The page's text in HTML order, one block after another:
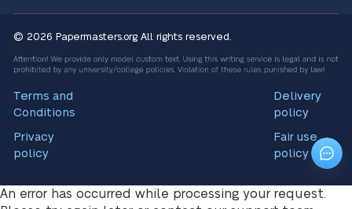
© 2026 Papermasters.org All rights reserved.
Terms and
Conditions
Privacy
policy
Delivery
policy
Fair use
policy
An error has occurred while processing your request.